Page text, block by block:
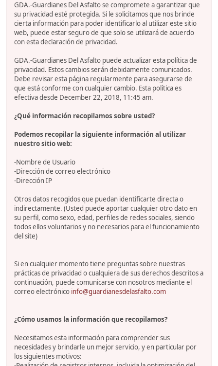
GDA.-Guardianes Del Asfalto se compromete a garantizar que
su privacidad esté protegida. Si le solicitamos que nos brinde
cierta información para poder identificarlo al utilizar este sitio
web, puede estar seguro de que solo se utilizará de acuerdo
con esta declaración de privacidad.
GDA.-Guardianes Del Asfalto puede actualizar esta política de
privacidad. Estos cambios serán debidamente comunicados.
Debe revisar esta página regularmente para asegurarse de
que está conforme con cualquier cambio. Esta política es
efectiva desde December 22, 2018, 11:45 am.
¿Qué información recopilamos sobre usted?
Podemos recopilar la siguiente información al utilizar
nuestro sitio web:
-Nombre de Usuario
-Dirección de correo electrónico
-Dirección IP
Otros datos recogidos que puedan identificarte directa o
indirectamente. (Usted puede aportar cualquier otro dato en
su perfil, como sexo, edad, perfiles de redes sociales, siendo
todos ellos voluntarios y no necesarios para el funcionamiento
del site)
Si en cualquier momento tiene preguntas sobre nuestras
prácticas de privacidad o cualquiera de sus derechos descritos a
continuación, puede comunicarse con nosotros mediante el
correo electrónico info@guardianesdelasfalto.com
¿Cómo usamos la información que recopilamos?
Necesitamos esta información para comprender sus
necesidades y brindarle un mejor servicio, y en particular por
los siguientes motivos: